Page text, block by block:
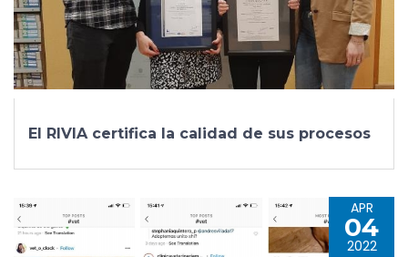
El RIVIA certifica la calidad de sus procesos
APR
04
2022